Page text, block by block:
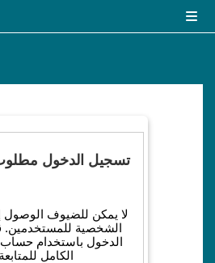
تسجيل الدخول
لا يمكن للضيوف الوصول
الشخصية للمستخدمين.
الدخول باستخدام
الكامل